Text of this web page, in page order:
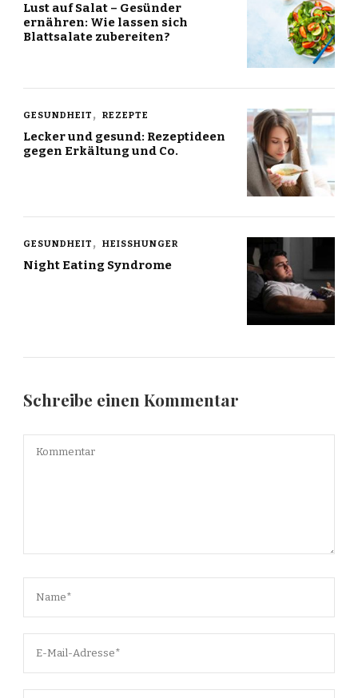
Lust auf Salat – Gesünder
ernähren: Wie lassen sich
Blattsalate zubereiten?
GESUNDHEIT REZEPTE
Lecker und gesund: Rezeptideen
gegen Erkältung und Co.
GESUNDHEIT HEISSHUNGER
Night Eating Syndrome
Schreibe einen Kommentar